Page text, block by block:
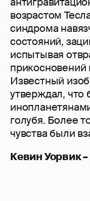
возрастом
синдрома
состояний,
испытывая
прикосновений
Известный
утверждал, что
голубя. Более
чувства были
Кевин Уорвик